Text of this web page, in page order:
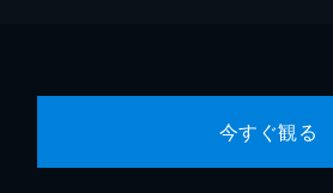
今すぐ観る